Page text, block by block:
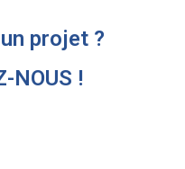
projet ?
NOUS !